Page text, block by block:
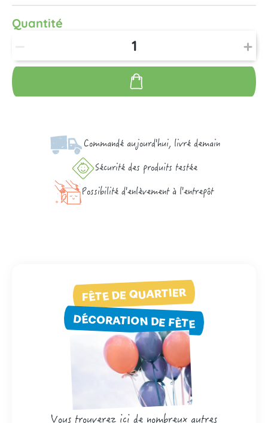
Quantité
Commandé aujourd'hui, livré demain
Sécurité des produits testée
Possibilité d'enlèvement à l'entrepôt
FÊTE DE QUARTIER
DÉCORATION DE FÊTE